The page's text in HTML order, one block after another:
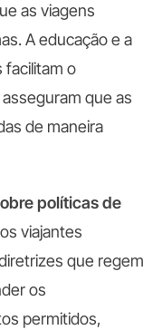
as viagens
A educação e a
facilitam o
que as
de maneira
políticas de
viajantes
que regem
os
permitidos,